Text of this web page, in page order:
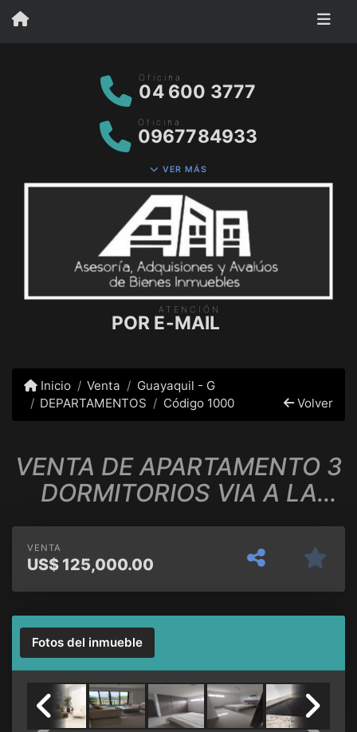
Oficina
04 600 3777
Oficina
0967784933
VER MÁS
ATENCIÓN
POR E-MAIL
Inicio Venta
Guayaquil - G
DEPARTAMENTOS
Código 1000 Volver
VENTA DE APARTAMENTO 3
DORMITORIOS VIA A LA
COSTA PLANTA ALTA
VENTA
US$ 125,000.00
Fotos del inmueble